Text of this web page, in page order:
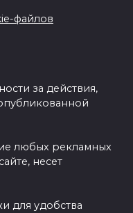
файлов
за действия,
любых рекламных
несет
для удобства